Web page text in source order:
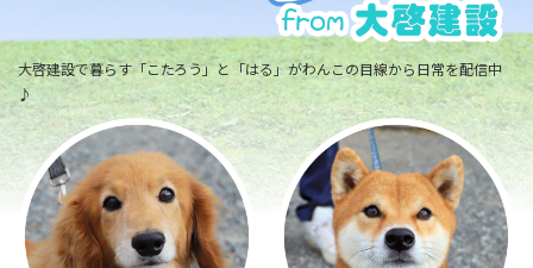
大啓建設で暮らす「こたろう」と「はる」がわんこの目線から日常を配信中
♪